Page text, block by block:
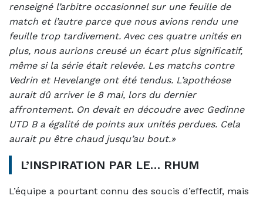
renseigné l’arbitre occasionnel sur une feuille de
match et l’autre parce que nous avions rendu une
feuille trop tardivement. Avec ces quatre unités en
plus, nous aurions creusé un écart plus significatif,
même si la série était relevée. Les matchs contre
Vedrin et Hevelange ont été tendus. L’apothéose
aurait dû arriver le 8 mai, lors du dernier
affrontement. On devait en découdre avec Gedinne
UTD B a égalité de points aux unités perdues. Cela
aurait pu être chaud jusqu’au bout.»
L’INSPIRATION PAR LE… RHUM
L’équipe a pourtant connu des soucis d’effectif, mais